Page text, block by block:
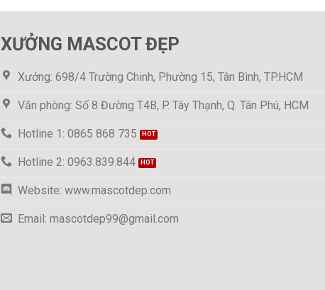
XƯỞNG MASCOT ĐẸP
Xưởng: 698/4 Trường Chinh, Phường 15, Tân Bình, TP.HCM
Văn phòng: Số 8 Đường T4B, P. Tây Thạnh, Q. Tân Phú, HCM
Hotline 1: 0865 868 735
Hotline 2: 0963.839.844
Website: www.mascotdep.com
Email: mascotdep99@gmail.com